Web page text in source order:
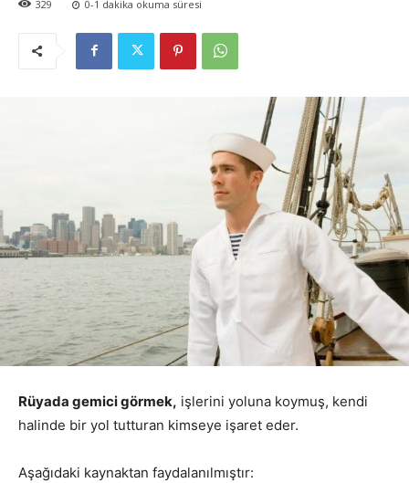
329 0-1 dakika okuma süresi
Rüyada gemici görmek, işlerini yoluna koymuş, kendi
halinde bir yol tutturan kimseye işaret eder.
Aşağıdaki kaynaktan faydalanılmıştır: